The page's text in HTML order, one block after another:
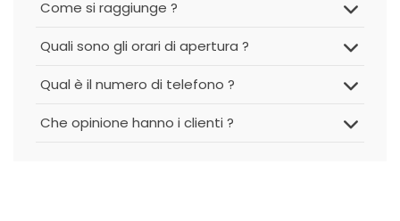
Come si raggiunge ?
Quali sono gli orari di apertura ?
Qual è il numero di telefono ?
Che opinione hanno i clienti ?